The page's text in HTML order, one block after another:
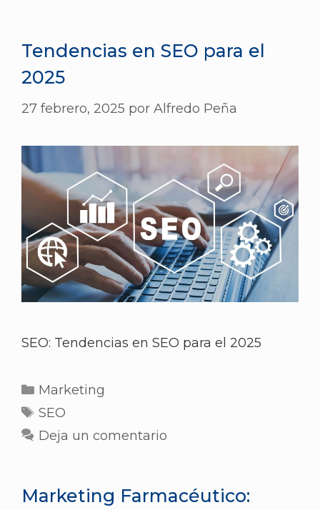
Tendencias en SEO para el
2025
27 febrero, 2025 por Alfredo Peña
SEO: Tendencias en SEO para el 2025
Marketing
SEO
Deja un comentario
Marketing Farmacéutico: